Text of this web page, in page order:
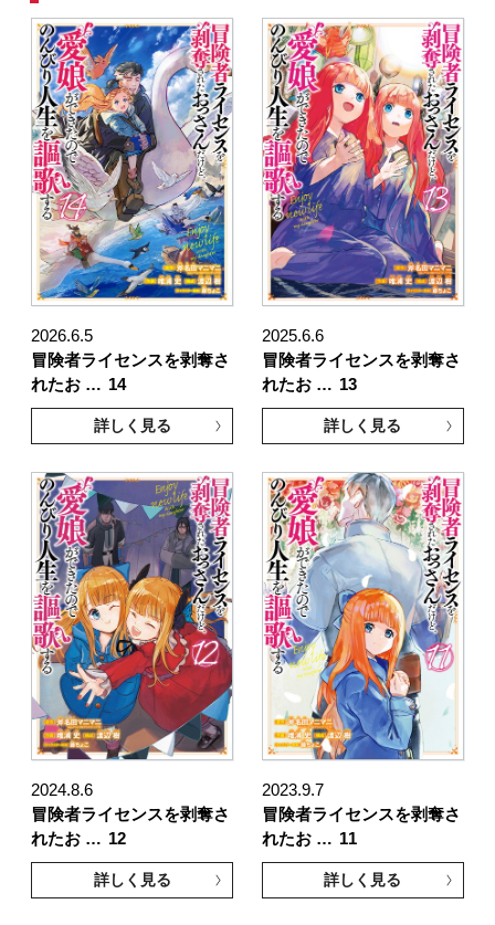
2026.6.5
冒険者ライセンスを剥奪さ
れたお … 14
詳しく見る
2025.6.6
冒険者ライセンスを剥奪さ
れたお … 13
詳しく見る
2024.8.6
冒険者ライセンスを剥奪さ
れたお … 12
詳しく見る
2023.9.7
冒険者ライセンスを剥奪さ
れたお … 11
詳しく見る